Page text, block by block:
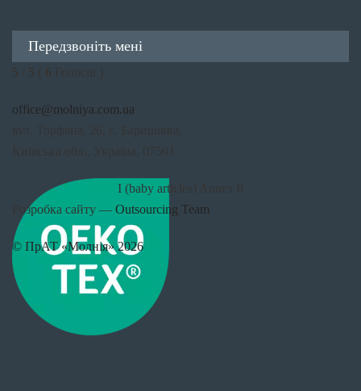
Передзвоніть мені
office@molniya.com.ua
I (baby articles) Annex 6
Розробка сайту — Outsourcing Team
© ПрАТ «Молнія» 2026